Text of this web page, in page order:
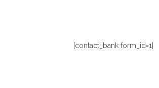
[contact_bank form_id=1]